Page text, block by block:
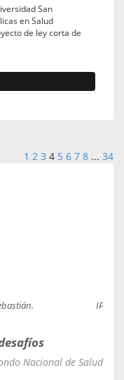
San
en Salud
de ley corta de
1 2 3 4 5 6 7 8 ... 34
Nacional de Salud